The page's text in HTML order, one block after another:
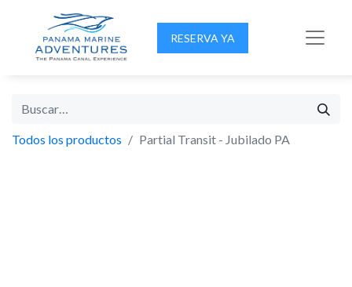
RESERVA YA
Todos los productos Partial Transit - Jubilado PA